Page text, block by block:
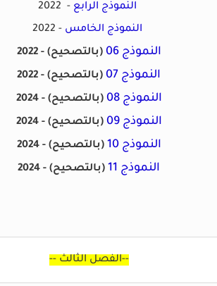
2022 -
2022 -
2022 - (بالتصحيح) النموذج 06
2022 - (بالتصحيح) النموذج 07
2024 - (بالتصحيح) النموذج 08
2024 - (بالتصحيح) النموذج 09
2024 - (بالتصحيح) النموذج 10
2024 - (بالتصحيح) النموذج 11
-- الفصل الثالث--